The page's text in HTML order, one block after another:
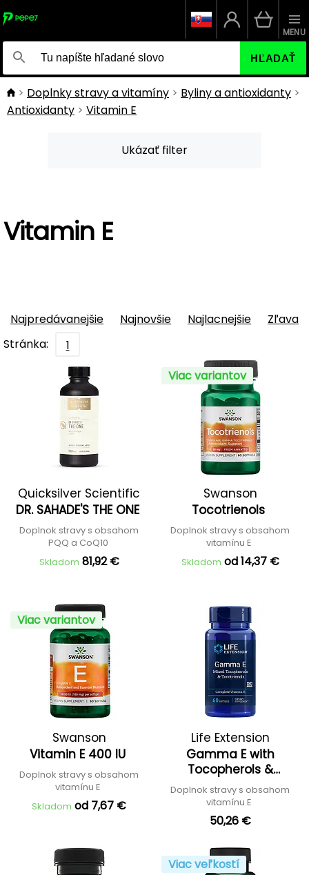
HĽADAŤ
MENU
Doplnky stravy a vitamíny
Byliny a antioxidanty
Antioxidanty
Vitamin E
Ukázať filter
Vitamin E
Najpredávanejšie Najnovšie Najlacnejšie
Zľava
Stránka:
1
Quicksilver Scientific
DR. SAHADE'S THE ONE
Doplnok stravy s obsahom
PQQ a CoQ10
Skladom 81,92 €
Viac variantov
Swanson
Tocotrienols
Doplnok stravy s obsahom
vitamínu E
Skladom od 14,37 €
Viac variantov
Swanson
Vitamin E 400 IU
Doplnok stravy s obsahom
vitamínu E
Skladom od 7,67 €
Life Extension
Gamma E with
Tocopherols &
Tocotrienols
Doplnok stravy s obsahom
vitamínu E
50,26 €
Viac veľkostí